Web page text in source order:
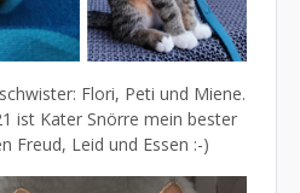
Flori, Peti und Miene.
ist Kater Snörre mein bester
Freud, Leid und Essen :-)